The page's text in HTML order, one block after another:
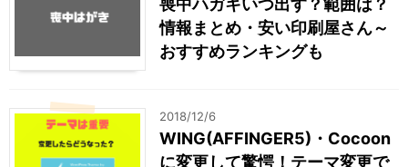
情報まとめ・安い印刷屋さん～
おすすめランキングも
2018/12/6
WING(AFFINGER5)・Cocoon
に変更して驚愕！テーマ変更で